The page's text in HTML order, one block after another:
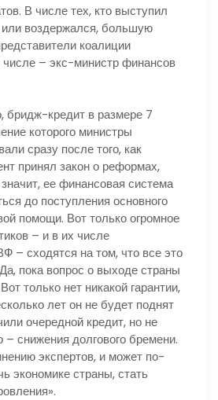
В числе тех, кто выступил
или воздержался, большую
коалиции
– экс-министр финансов
бридж-кредит в размере 7
которого министры
сразу после того, как
принял закон о реформах,
ее финансовая система
до поступления основного
помощи. Вот только огромное
– и в их числе
– сходятся на том, что все это
пока вопрос о выходе страны
только нет никакой гарантии,
лет он не будет поднят
очередной кредит, но не
– снижения долгового бремени.
экспертов, и может по-
экономике страны, стать